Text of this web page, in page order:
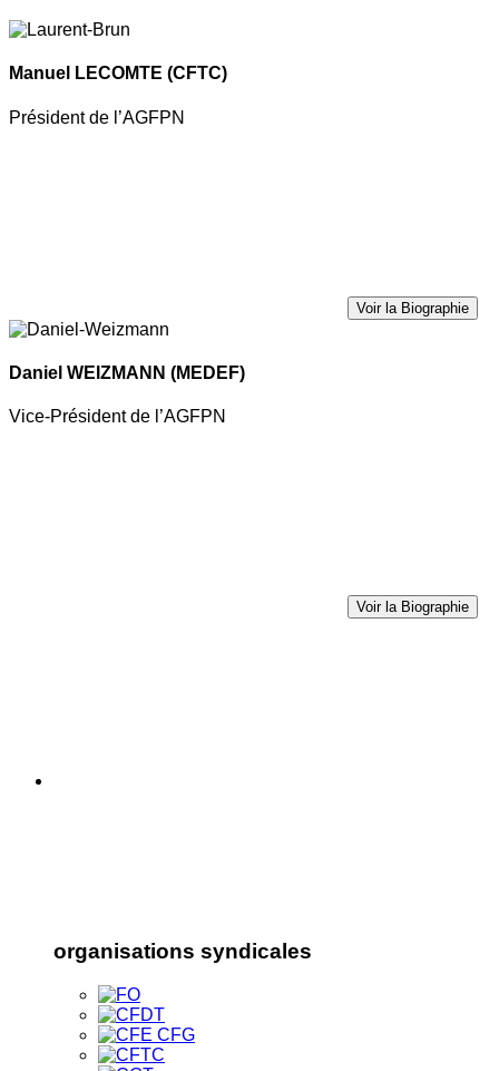
Manuel LECOMTE (CFTC)
Président de l’AGFPN
Voir la Biographie
Daniel WEIZMANN (MEDEF)
Vice-Président de l’AGFPN
Voir la Biographie
organisations syndicales